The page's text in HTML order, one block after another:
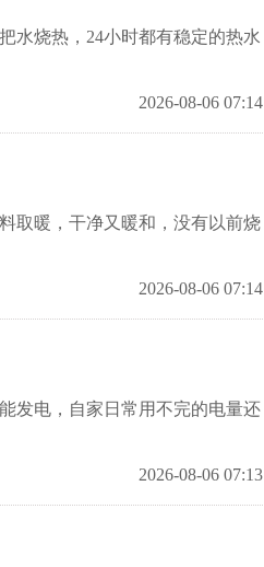
烧热，24小时都有稳定的热水
2026-08-06 07:14
取暖，干净又暖和，没有以前烧
2026-08-06 07:14
发电，自家日常用不完的电量还
2026-08-06 07:13